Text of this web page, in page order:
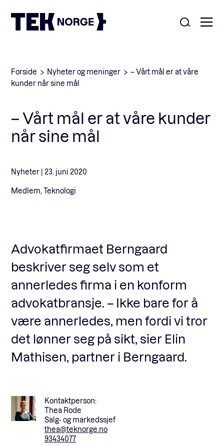
Om oss
Nyheter
Møteplasser
Kontakt
English
POPULÆRE SØK:
Medlemskap
Fagforum
Nyheter og meninger
Rapporter
Forside Nyheter og meninger
– Vårt mål er at våre
kunder når sine mål
– Vårt mål er at våre kunder
når sine mål
Nyheter | 23. juni 2020
Medlem, Teknologi
Advokatfirmaet Berngaard
beskriver seg selv som et
annerledes firma i en konform
advokatbransje. – Ikke bare for å
være annerledes, men fordi vi tror
det lønner seg på sikt, sier Elin
Mathisen, partner i Berngaard.
Kontaktperson:
Thea Rode
Salg- og markedssjef
thea@teknorge.no
93434077